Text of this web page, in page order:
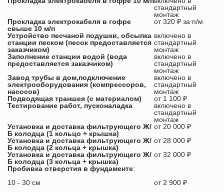
стандартный
монтаж
Прокладка электрокабеля в гофре
свыше 10 м/п
от 320 ₽ за п/м
Устройство песчаной подушки, обсыпка
станции песком (песок предоставляется
заказчиком)
включено в
стандартный
монтаж
Заполнение станции водой (вода
предоставляется заказчиком)
включено в
стандартный
монтаж
Завод трубы в дом,подключение
электрооборудования (компрессоров,
насосов)
включено в
стандартный
монтаж
Подводящая траншея (с материалом)
от 1 100 ₽
Тестирование работ, пусконаладка
включено в
стандартный
монтаж
Установка и доставка фильтрующего Ж/
Б колодца (1 кольцо + крышка)
от 20 000 ₽
Установка и доставка фильтрующего Ж/
Б колодца (2 кольца + крышка)
от 28 000 ₽
Установка и доставка фильтрующего Ж/
Б колодца (3 кольца + крышка)
от 32 000 ₽
Пробивка отверстия в фундаменте:
10 - 30 см
от 2 900 ₽